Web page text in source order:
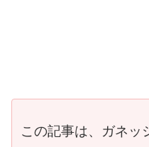
この記事は、ガネッ